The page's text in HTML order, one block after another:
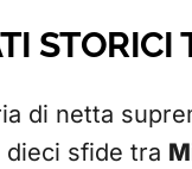
di netta
sfide tra